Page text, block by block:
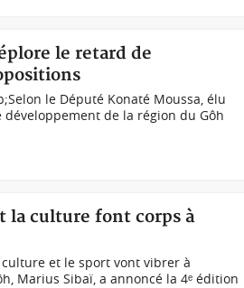
le retard de
le Député Konaté Moussa, élu
de la région du Gôh
la culture font corps à
et le sport vont vibrer à
Marius Sibaï, a annoncé la 4ᵉ édition